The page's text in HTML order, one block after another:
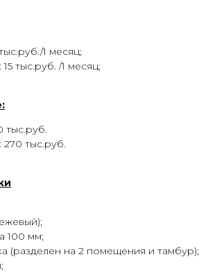
1 месяц;
тыс.руб. /1 месяц;
тыс.руб.
270 тыс.руб.
100 мм;
(разделен на 2 помещения и тамбур);